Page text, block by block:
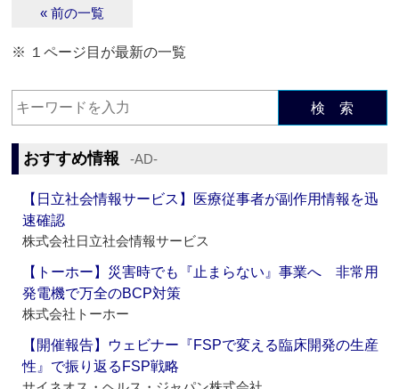
« 前の一覧
※ １ページ目が最新の一覧
検 索
おすすめ情報 ‐AD‐
【日立社会情報サービス】医療従事者が副作用情報を迅
速確認
株式会社日立社会情報サービス
【トーホー】災害時でも『止まらない』事業へ 非常用
発電機で万全のBCP対策
株式会社トーホー
【開催報告】ウェビナー『FSPで変える臨床開発の生産
性』で振り返るFSP戦略